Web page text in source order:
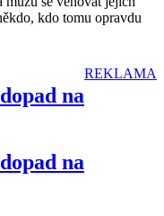
kdo tomu opravdu
REKLAMA
na
na